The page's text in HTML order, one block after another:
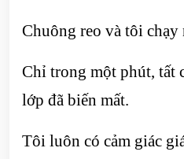
Chuông reo và tôi
Chỉ trong một phút, tất
lớp đã biến mất.
Tôi luôn có cảm giác